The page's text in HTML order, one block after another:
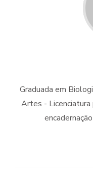
Graduada em
Artes -